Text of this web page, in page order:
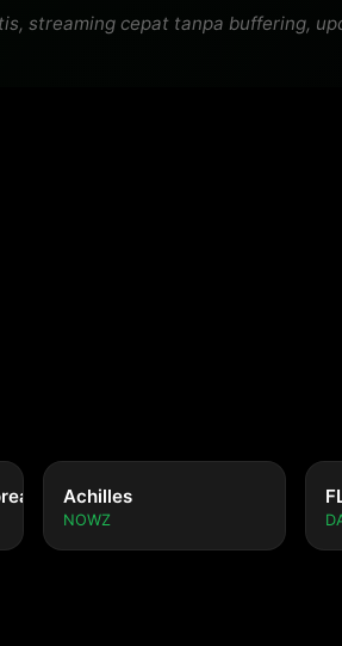
streaming cepat tanpa buffering,
ver.)Achilles
NOWZ